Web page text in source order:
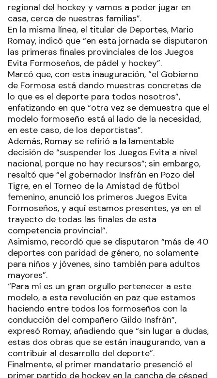
regional del hockey y vamos a poder jugar en
casa, cerca de nuestras familias”.
En la misma línea, el titular de Deportes, Mario
Romay, indicó que “en esta jornada se disputaron
las primeras finales provinciales de los Juegos
Evita Formoseños, de pádel y hockey”.
Marcó que, con esta inauguración, “el Gobierno
de Formosa está dando muestras concretas de
lo que es el deporte para todos nosotros”,
enfatizando en que “otra vez se demuestra que el
modelo formoseño está al lado de la necesidad,
en este caso, de los deportistas”.
Además, Romay se refirió a la lamentable
decisión de “suspender los Juegos Evita a nivel
nacional, porque no hay recursos”; sin embargo,
resaltó que “el gobernador Insfrán en Pozo del
Tigre, en el Torneo de la Amistad de fútbol
femenino, anunció los primeros Juegos Evita
Formoseños, y aquí estamos presentes, ya en el
trayecto de todas las finales de esta
competencia provincial”.
Asimismo, recordó que se disputaron “más de 40
deportes con paridad de género, no solamente
para niños y jóvenes, sino también para adultos
mayores”.
“Para mí es un gran orgullo pertenecer a este
modelo, a esta revolución en paz que estamos
haciendo entre todos los formoseños con la
conducción del compañero Gildo Insfrán”,
expresó Romay, añadiendo que “sin lugar a dudas,
estas dos obras que se están inaugurando, van a
contribuir al desarrollo del deporte”.
Finalmente, el primer mandatario presenció el